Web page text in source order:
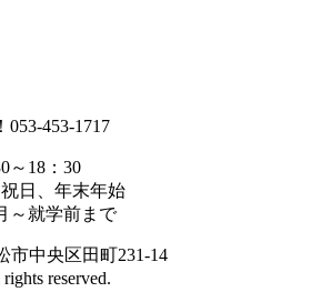
～18：30
日、年末年始
～就学前まで
市中央区田町231-14
reserved.